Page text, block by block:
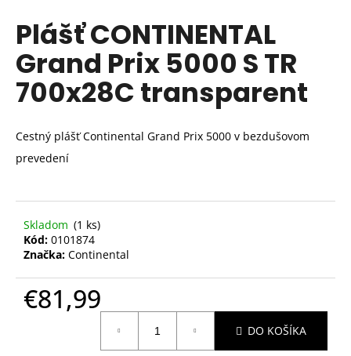
produktu
je
0,0
z
5
hviezdičiek.
Plášť CONTINENTAL
Grand Prix 5000 S TR
700x28C transparent
Cestný plášť Continental Grand Prix 5000 v bezdušovom
prevedení
Skladom (1 ks)
Kód: 0101874
Značka: Continental
€81,99
DO KOŠÍKA